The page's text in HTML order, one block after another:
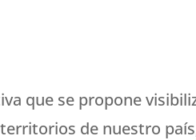
que se propone
de nuestro